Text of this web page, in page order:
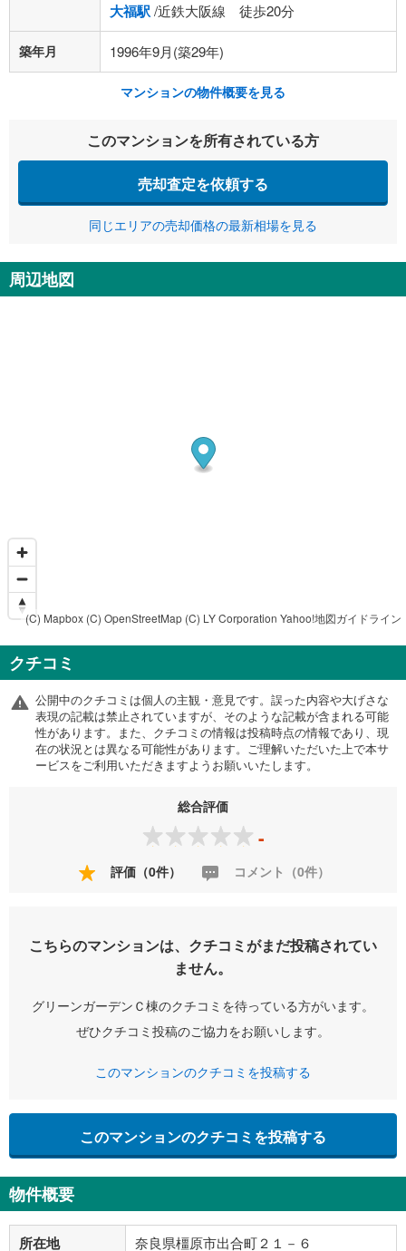
大福駅/近鉄大阪線 徒歩20分
築年月 1996年9月(築29年)
マンションの物件概要を見る
このマンションを所有されている方
売却査定を依頼する
同じエリアの売却価格の最新相場を見る
周辺地図
(C) Mapbox (C) OpenStreetMap (C) LY Corporation Yahoo!地図ガイドライン
クチコミ
公開中のクチコミは個人の主観・意見です。誤った内容や大げさな
表現の記載は禁止されていますが、そのような記載が含まれる可能
性があります。また、クチコミの情報は投稿時点の情報であり、現
在の状況とは異なる可能性があります。ご理解いただいた上で本サ
ービスをご利用いただきますようお願いいたします。
総合評価
-
評価（0件） コメント（0件）
こちらのマンションは、クチコミがまだ投稿されてい
ません。
グリーンガーデンＣ棟のクチコミを待っている方がいます。
ぜひクチコミ投稿のご協力をお願いします。
このマンションのクチコミを投稿する
このマンションのクチコミを投稿する
物件概要
所在地 奈良県橿原市出合町２１－６